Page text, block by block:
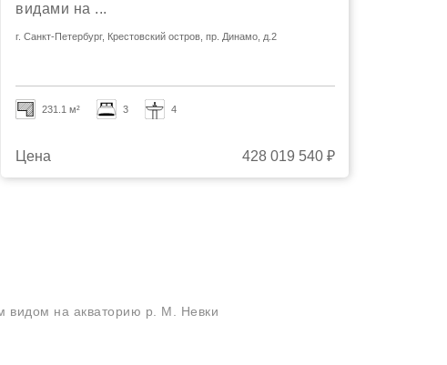
видами на ...
г. Санкт-Петербург, Крестовский остров, пр. Динамо, д.2
231.1 м² 3 4
Цена 428 019 540 ₽
видом на акваторию р. М. Невки